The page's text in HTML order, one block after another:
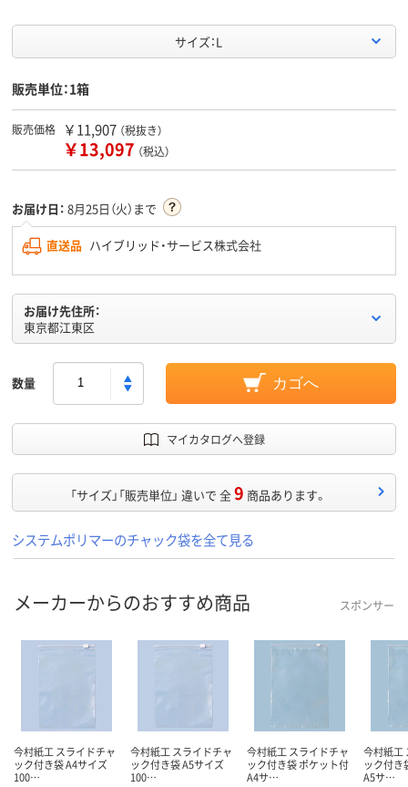
サイズ：L
販売単位：1箱
販売価格 ￥11,907 （税抜き）
￥13,097 （税込）
お届け日： 8月25日（火）まで
直送品 ハイブリッド・サービス株式会社
お届け先住所：
東京都江東区
数量 カゴへ
マイカタログへ登録
「サイズ」「販売単位」 違いで 全9 商品あります。
システムポリマーのチャック袋を全て見る
メーカーからのおすすめ商品 スポンサー
今村紙工 スライドチャ
ック付き袋 A4サイズ
100…
今村紙工 スライドチャ
ック付き袋 A5サイズ
100…
今村紙工 スライドチャ
ック付き袋 ポケット付
A4サ…
今村紙工
ック付き
A5サ…